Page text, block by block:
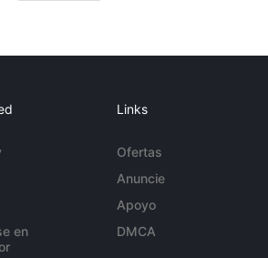
en
Links
Ofertas
Anuncie
Apoyo
DMCA